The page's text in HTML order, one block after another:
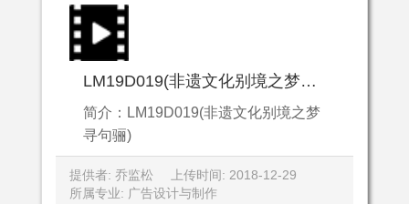
LM19D019(非遗文化别境之梦寻句骊)
简介：LM19D019(非遗文化别境之梦
寻句骊)
提供者: 乔监松
上传时间: 2018-12-29
所属专业: 广告设计与制作